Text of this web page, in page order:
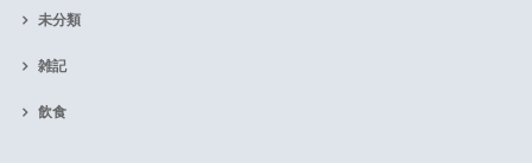
未分類
雑記
飲食